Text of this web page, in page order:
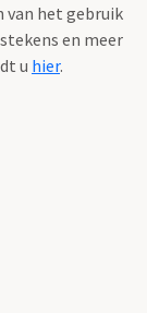
van het gebruik
en meer
u hier.